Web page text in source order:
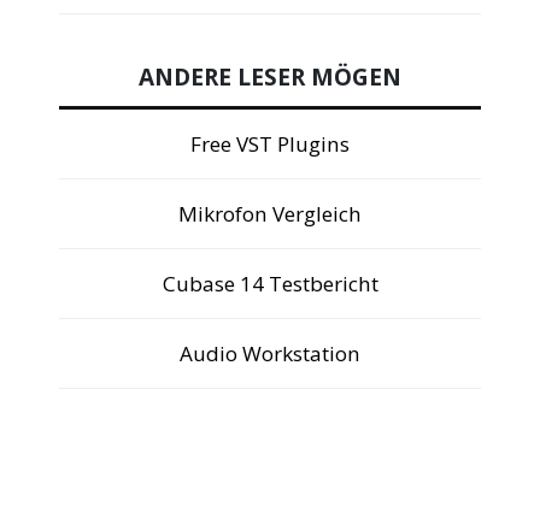
ANDERE LESER MÖGEN
Free VST Plugins
Mikrofon Vergleich
Cubase 14 Testbericht
Audio Workstation